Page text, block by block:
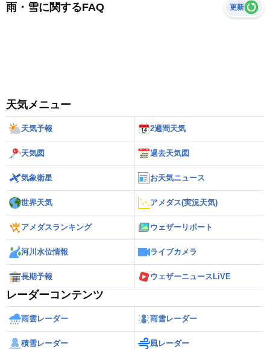
雨・雪に関するFAQ
更新
天気メニュー
天気予報 2週間天気
天気図 過去天気図
気象衛星 お天気ニュース
世界天気 アメダス(実況天気)
アメダスランキング ウェザーリポート
河川水位情報 ライブカメラ
長期予報 ウェザーニュースLiVE
レーダーコンテンツ
雨雲レーダー 雨雪レーダー
積雪レーダー 風レーダー